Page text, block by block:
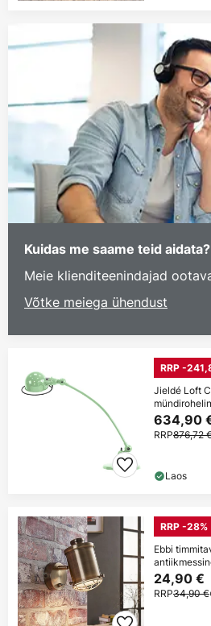
Kuidas me saame teid aidata?
Meie klienditeenindajad
Võtke meiega ühendust
RRP -
Jieldé Loft
634,90
RRP876,72
Laos
RRP -28%
Ebbi
24,90 €
RRP34,90 €